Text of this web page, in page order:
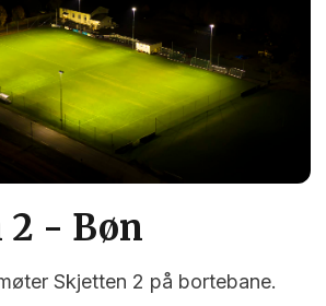
2 - Bøn
Skjetten 2 på bortebane.